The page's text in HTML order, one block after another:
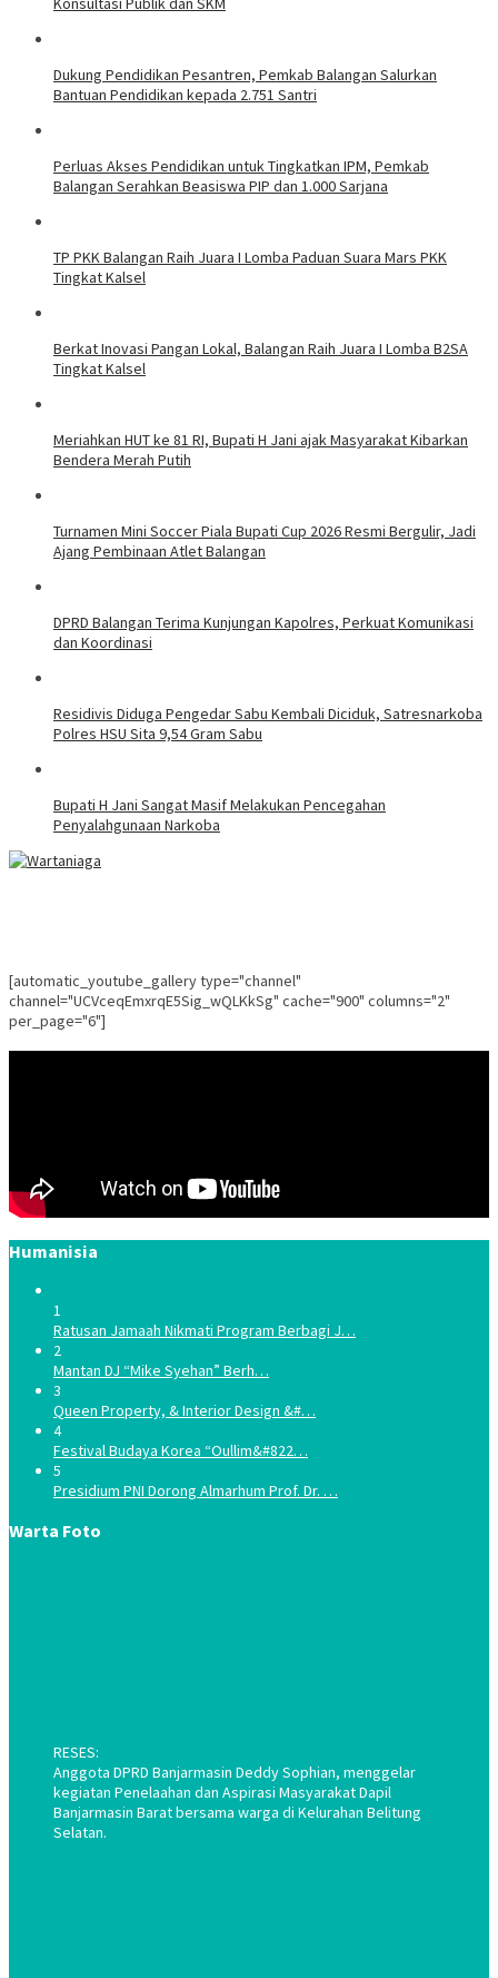
Dukung Pendidikan Pesantren, Pemkab Balangan Salurkan
Bantuan Pendidikan kepada 2.751 Santri
Perluas Akses Pendidikan untuk Tingkatkan IPM, Pemkab
Balangan Serahkan Beasiswa PIP dan 1.000 Sarjana
TP PKK Balangan Raih Juara I Lomba Paduan Suara Mars PKK
Tingkat Kalsel
Berkat Inovasi Pangan Lokal, Balangan Raih Juara I Lomba B2SA
Tingkat Kalsel
Meriahkan HUT ke 81 RI, Bupati H Jani ajak Masyarakat Kibarkan
Bendera Merah Putih
Turnamen Mini Soccer Piala Bupati Cup 2026 Resmi Bergulir, Jadi
Ajang Pembinaan Atlet Balangan
DPRD Balangan Terima Kunjungan Kapolres, Perkuat Komunikasi
dan Koordinasi
Residivis Diduga Pengedar Sabu Kembali Diciduk, Satresnarkoba
Polres HSU Sita 9,54 Gram Sabu
Bupati H Jani Sangat Masif Melakukan Pencegahan
Penyalahgunaan Narkoba
[automatic_youtube_gallery type="channel"
channel="UCVceqEmxrqE5Sig_wQLKkSg" cache="900" columns="2"
per_page="6"]
Humanisia
1
Ratusan Jamaah Nikmati Program Berbagi J…
2
Mantan DJ “Mike Syehan” Berh…
3
Queen Property, & Interior Design &#…
4
Festival Budaya Korea “Oullim&#822…
5
Presidium PNI Dorong Almarhum Prof. Dr. …
Warta Foto
RESES:
Anggota DPRD Banjarmasin Deddy Sophian, menggelar
kegiatan Penelaahan dan Aspirasi Masyarakat Dapil
Banjarmasin Barat bersama warga di Kelurahan Belitung
Selatan.